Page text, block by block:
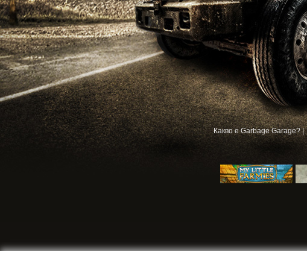
Какво е Garbage Garage? |